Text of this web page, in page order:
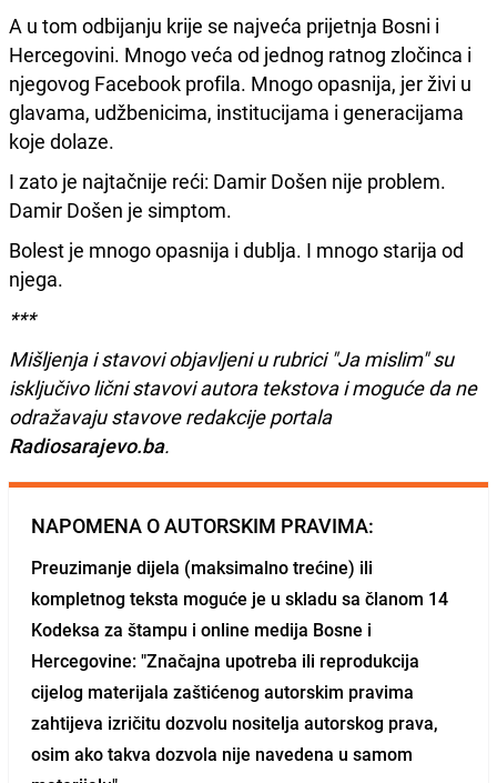
A u tom odbijanju krije se najveća prijetnja Bosni i
Hercegovini. Mnogo veća od jednog ratnog zločinca i
njegovog Facebook profila. Mnogo opasnija, jer živi u
glavama, udžbenicima, institucijama i generacijama
koje dolaze.
I zato je najtačnije reći: Damir Došen nije problem.
Damir Došen je simptom.
Bolest je mnogo opasnija i dublja. I mnogo starija od
njega.
***
Mišljenja i stavovi objavljeni u rubrici "Ja mislim" su
isključivo lični stavovi autora tekstova i moguće da ne
odražavaju stavove redakcije portala
Radiosarajevo.ba.
NAPOMENA O AUTORSKIM PRAVIMA:
Preuzimanje dijela (maksimalno trećine) ili
kompletnog teksta moguće je u skladu sa članom 14
Kodeksa za štampu i online medija Bosne i
Hercegovine: "Značajna upotreba ili reprodukcija
cijelog materijala zaštićenog autorskim pravima
zahtijeva izričitu dozvolu nositelja autorskog prava,
osim ako takva dozvola nije navedena u samom